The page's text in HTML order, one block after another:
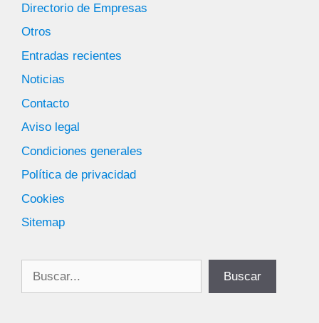
Directorio de Empresas
Otros
Entradas recientes
Noticias
Contacto
Aviso legal
Condiciones generales
Política de privacidad
Cookies
Sitemap
Buscar